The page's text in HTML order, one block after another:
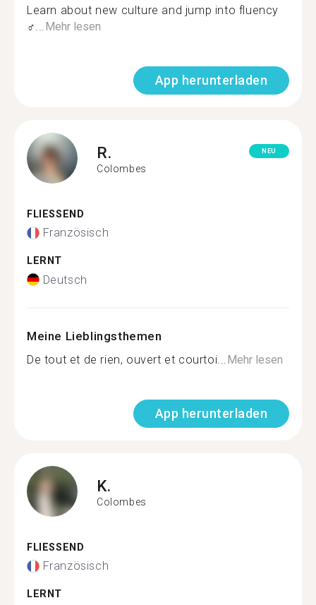
Learn about new culture and jump into fluency
‍♂... Mehr lesen
App herunterladen
R.
Colombes
NEU
FLIESSEND
Französisch
LERNT
Deutsch
Meine Lieblingsthemen
De tout et de rien, ouvert et courtoi... Mehr lesen
App herunterladen
K.
Colombes
FLIESSEND
Französisch
LERNT